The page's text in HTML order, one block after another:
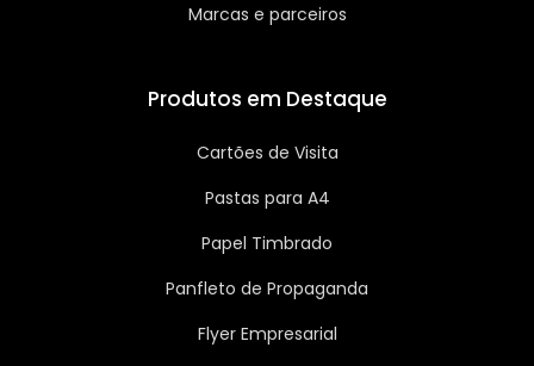
Marcas e parceiros
Produtos em Destaque
Cartões de Visita
Pastas para A4
Papel Timbrado
Panfleto de Propaganda
Flyer Empresarial